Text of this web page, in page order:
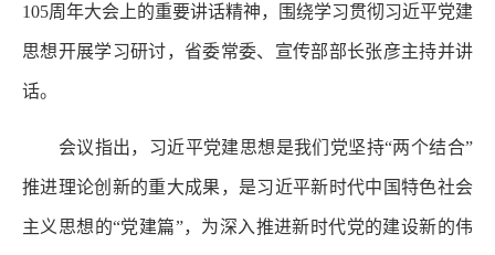
105周年大会上的重要讲话精神，围绕学习贯彻习近平党建
思想开展学习研讨，省委常委、宣传部部长张彦主持并讲
话。
会议指出，习近平党建思想是我们党坚持“两个结合”
推进理论创新的重大成果，是习近平新时代中国特色社会
主义思想的“党建篇”，为深入推进新时代党的建设新的伟